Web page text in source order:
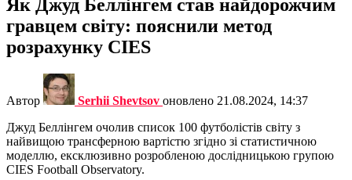
Як Джуд Беллінгем став найдорожчим
гравцем світу: пояснили метод
розрахунку CIES
Автор Serhii Shevtsov оновлено 21.08.2024, 14:37
Джуд Беллінгем очолив список 100 футболістів світу з
найвищою трансферною вартістю згідно зі статистичною
моделлю, ексклюзивно розробленою дослідницькою групою
CIES Football Observatory.